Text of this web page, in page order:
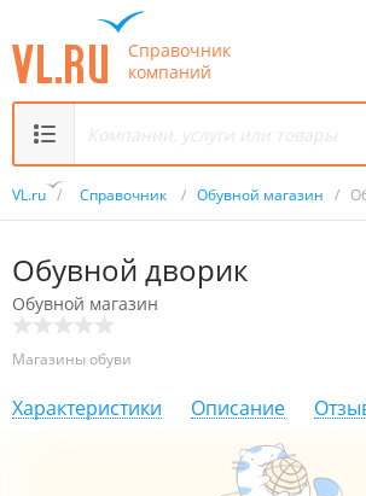
Справочник
компаний
VL.ru / Справочник / Обувной магазин /
Обувной дворик
Обувной магазин
Магазины обуви
Характеристики Описание